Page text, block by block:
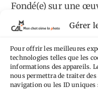
Gérer
Pour offrir les meilleures
technologies telles que les
informations des appareils.
nous permettra de traiter
navigation ou les ID uniques
Fondé(e) sur une
Tags